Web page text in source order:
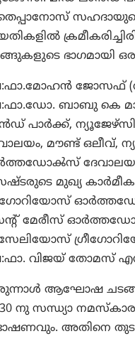
ഭാഗമായി
ജോസഫ്
ബാബു കെ
പാർക്ക്‌,
മൗണ്ട്
മുഖ്യ
മേരീസ്
വിജയ് തോമസ്
ആഘോഷ
30 നു സന്ധ്യാ
അതിനെ